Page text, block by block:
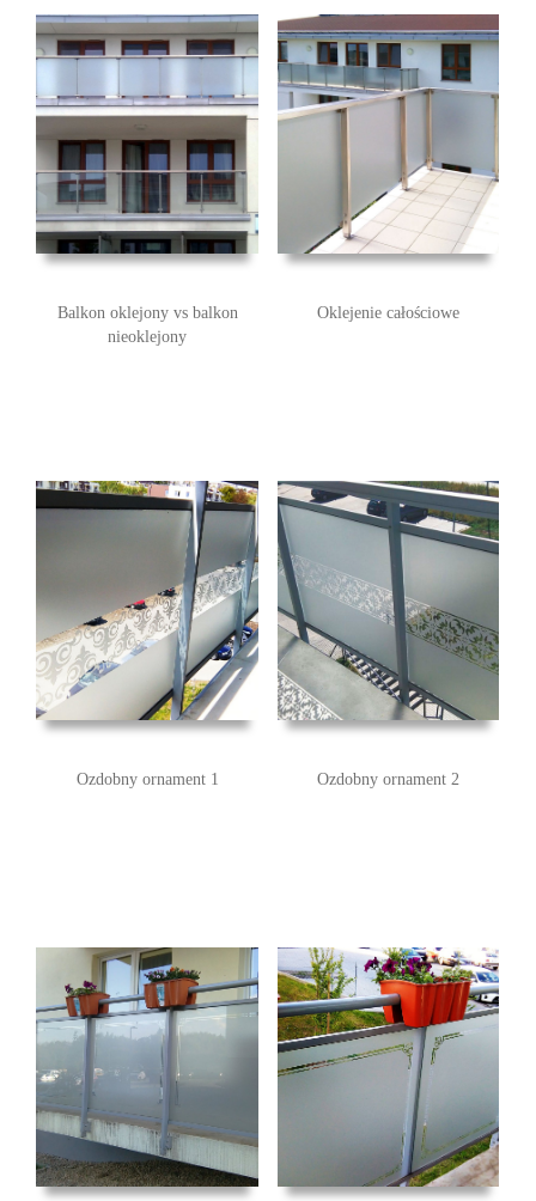
Balkon oklejony vs balkon
nieoklejony
Oklejenie całościowe
Ozdobny ornament 1 Ozdobny ornament 2